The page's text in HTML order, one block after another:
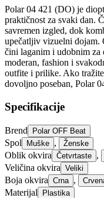
Polar 04 421 (DO) je
praktičnost za svaki dan.
savremen izgled, dok
upečatljiv vizuelni dojam.
čini laganim i udobnim za
moderan, fashion i
outfite i prilike. Ako
dovoljno poseban, Polar
Specifikacije
Brend Polar OFF Beat
Spol Muške , Ženske
Oblik okvira Četvrtaste ,
Veličina okvira Veliki
Boja okvira Crna ,
Materijal Plastika